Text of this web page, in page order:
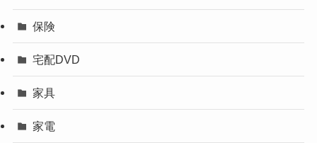
保険
宅配DVD
家具
家電